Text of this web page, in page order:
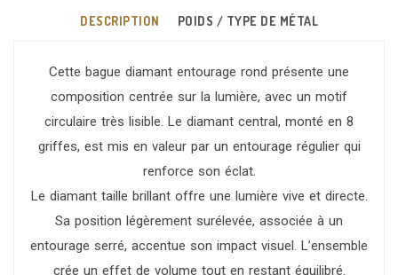
DESCRIPTION POIDS / TYPE DE MÉTAL
Cette bague diamant entourage rond présente une
composition centrée sur la lumière, avec un motif
circulaire très lisible. Le diamant central, monté en 8
griffes, est mis en valeur par un entourage régulier qui
renforce son éclat.
Le diamant taille brillant offre une lumière vive et directe.
Sa position légèrement surélevée, associée à un
entourage serré, accentue son impact visuel. L’ensemble
crée un effet de volume tout en restant équilibré.